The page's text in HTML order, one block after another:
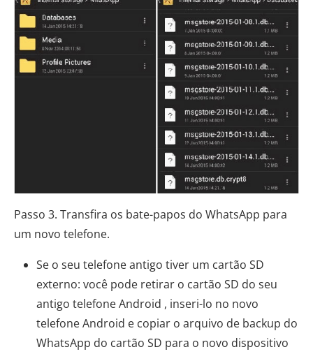
Passo 3. Transfira os bate-papos do WhatsApp para
um novo telefone.
Se o seu telefone antigo tiver um cartão SD
externo: você pode retirar o cartão SD do seu
antigo telefone Android , inseri-lo no novo
telefone Android e copiar o arquivo de backup do
WhatsApp do cartão SD para o novo dispositivo